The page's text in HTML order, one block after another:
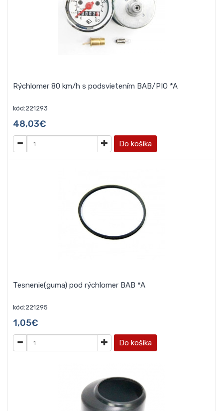
Rýchlomer 80 km/h s podsvietením BAB/PIO *A
kód:221293
48,03€
Do košíka
Tesnenie(guma) pod rýchlomer BAB *A
kód:221295
1,05€
Do košíka